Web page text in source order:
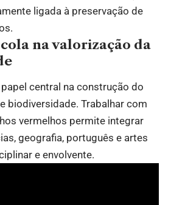
ligada à preservação de
na valorização da
central na construção do
biodiversidade. Trabalhar com
vermelhos permite integrar
geografia, português e artes
e envolvente.